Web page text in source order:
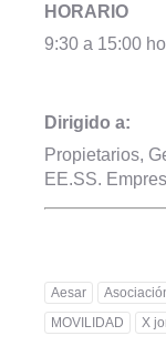
HORARIO
9:30 a 15:00
Dirigido a:
Propietarios,
EE.SS.
Aesar
MOVILIDAD
X